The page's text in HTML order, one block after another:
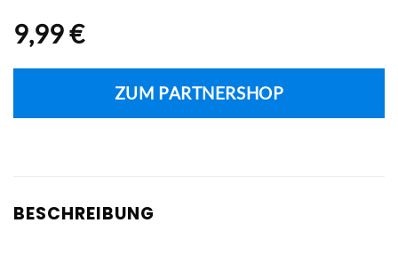
9,99€
ZUM PARTNERSHOP
BESCHREIBUNG